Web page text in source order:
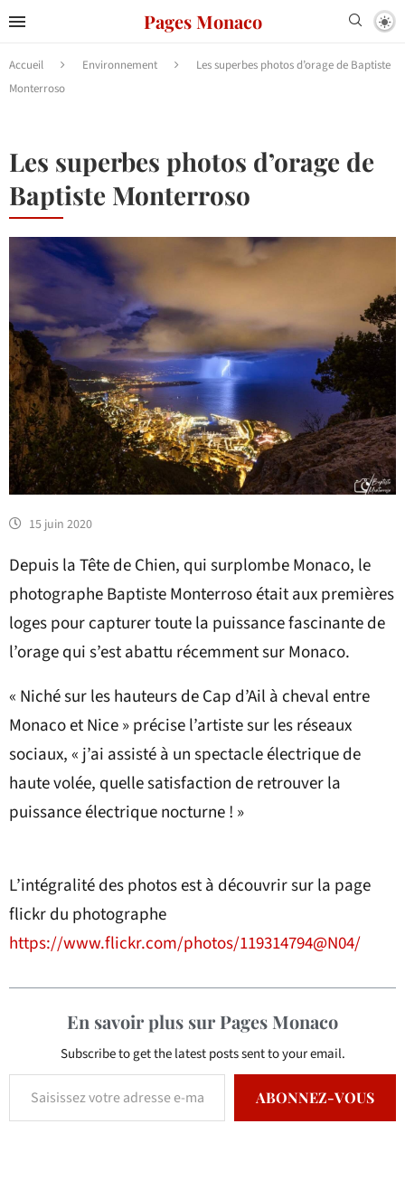
Pages Monaco
Accueil Environnement
Les superbes photos d’orage de Baptiste
Monterroso
Les superbes photos d’orage de
Baptiste Monterroso
15 juin 2020
Depuis la Tête de Chien, qui surplombe Monaco, le
photographe Baptiste Monterroso était aux premières
loges pour capturer toute la puissance fascinante de
l’orage qui s’est abattu récemment sur Monaco.
« Niché sur les hauteurs de Cap d’Ail à cheval entre
Monaco et Nice » précise l’artiste sur les réseaux
sociaux, « j’ai assisté à un spectacle électrique de
haute volée, quelle satisfaction de retrouver la
puissance électrique nocturne ! »
L’intégralité des photos est à découvrir sur la page
flickr du photographe
https://www.flickr.com/photos/119314794@N04/
En savoir plus sur Pages Monaco
Subscribe to get the latest posts sent to your email.
ABONNEZ-VOUS